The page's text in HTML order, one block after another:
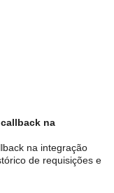
na
na integração
de requisições e